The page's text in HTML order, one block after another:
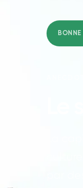
BONNE
La
par